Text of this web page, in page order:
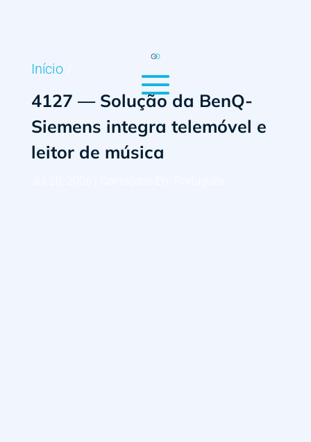
Início
4127 — Solução da BenQ-
Siemens integra telemóvel e
leitor de música